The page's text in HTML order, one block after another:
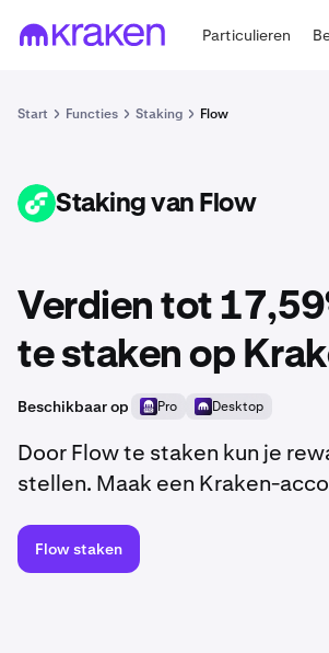
Particulieren
Start Functies Staking Flow
FLOW Staking van Flow
Verdien tot
te staken op
Beschikbaar op Pro Desktop
Door Flow te staken kun je
stellen. Maak een Kraken-
Flow staken